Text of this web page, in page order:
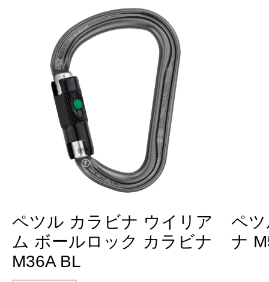
ペツル カラビナ ウイリア
ム ボールロック カラビナ
M36A BL
ペ
ナ